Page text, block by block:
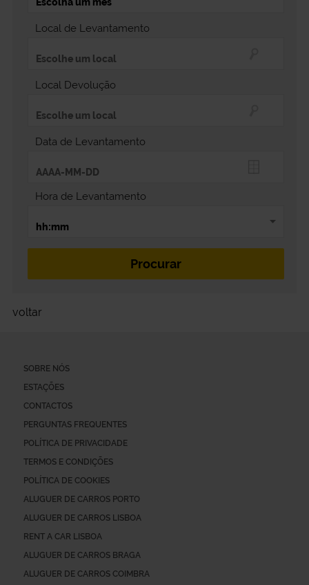
Local de Levantamento
Local Devolução
Data de Levantamento
Hora de Levantamento
voltar
SOBRE NÓS
ESTAÇÕES
CONTACTOS
PERGUNTAS FREQUENTES
POLÍTICA DE PRIVACIDADE
TERMOS E CONDIÇÕES
POLÍTICA DE COOKIES
ALUGUER DE CARROS PORTO
ALUGUER DE CARROS LISBOA
RENT A CAR LISBOA
ALUGUER DE CARROS BRAGA
ALUGUER DE CARROS COIMBRA